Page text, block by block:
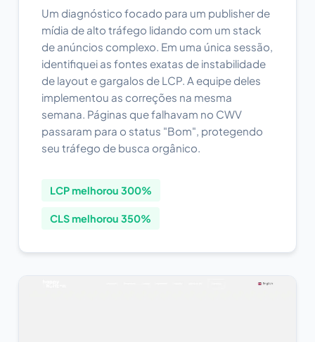
Um diagnóstico focado para um publisher de
mídia de alto tráfego lidando com um stack
de anúncios complexo. Em uma única sessão,
identifiquei as fontes exatas de instabilidade
de layout e gargalos de LCP. A equipe deles
implementou as correções na mesma
semana. Páginas que falhavam no CWV
passaram para o status "Bom", protegendo
seu tráfego de busca orgânico.
LCP melhorou 300%
CLS melhorou 350%